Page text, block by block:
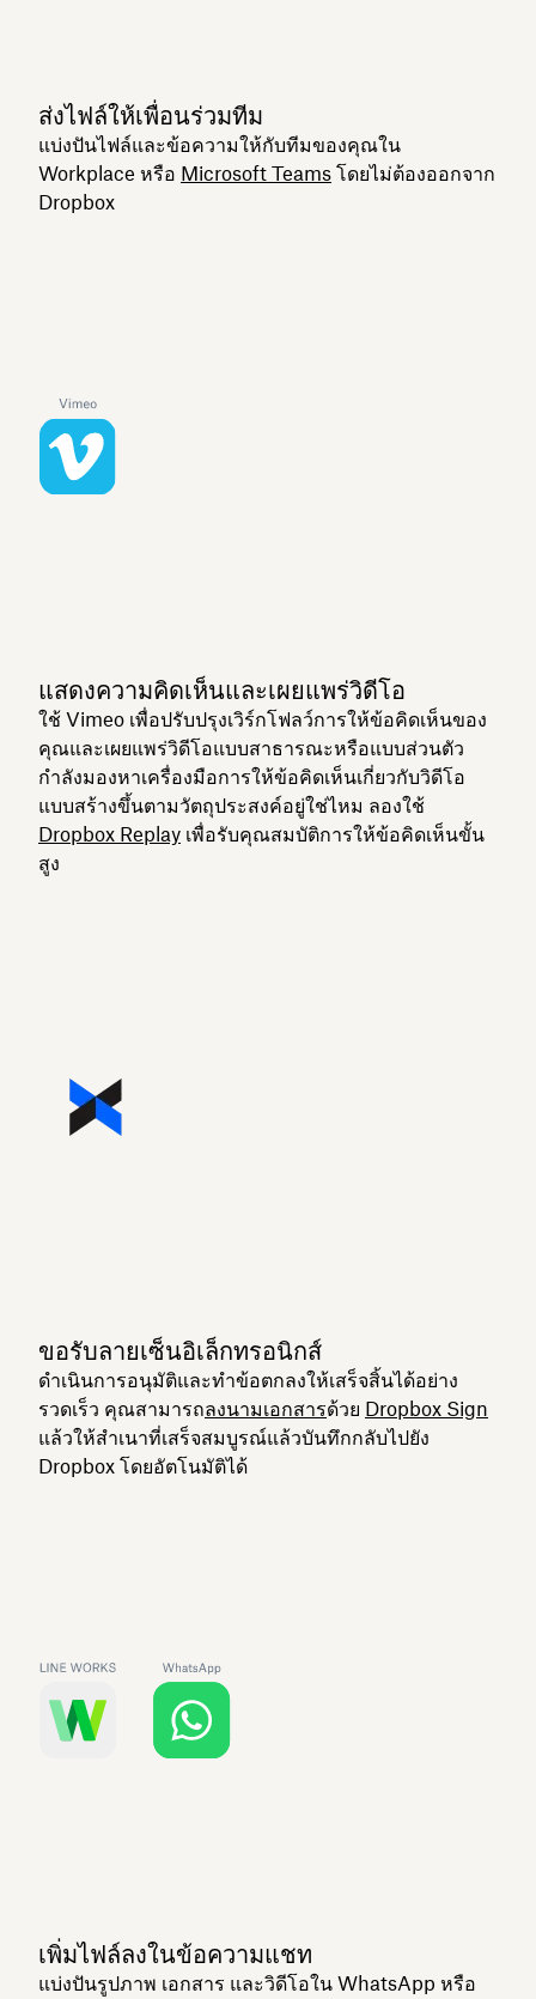
ส่งไฟล์ให้เพื่อนร่วมทีม
แบ่งปันไฟล์และข้อความให้กับทีมของคุณใน
Workplace หรือ Microsoft Teams โดยไม่ต้องออกจาก
Dropbox
แสดงความคิดเห็นและเผยแพร่วิดีโอ
ใช้ Vimeo เพื่อปรับปรุงเวิร์กโฟลว์การให้ข้อคิดเห็นของ
คุณและเผยแพร่วิดีโอแบบสาธารณะหรือแบบส่วนตัว
กำลังมองหาเครื่องมือการให้ข้อคิดเห็นเกี่ยวกับวิดีโอ
แบบสร้างขึ้นตามวัตถุประสงค์อยู่ใช่ไหม ลองใช้
Dropbox Replay เพื่อรับคุณสมบัติการให้ข้อคิดเห็นขั้น
สูง
ขอรับลายเซ็นอิเล็กทรอนิกส์
ดำเนินการอนุมัติและทำข้อตกลงให้เสร็จสิ้นได้อย่าง
รวดเร็ว คุณสามารถลงนามเอกสารด้วย Dropbox Sign
แล้วให้สำเนาที่เสร็จสมบูรณ์แล้วบันทึกกลับไปยัง
Dropbox โดยอัตโนมัติได้
เพิ่มไฟล์ลงในข้อความแชท
แบ่งปันรูปภาพ เอกสาร และวิดีโอใน WhatsApp หรือ